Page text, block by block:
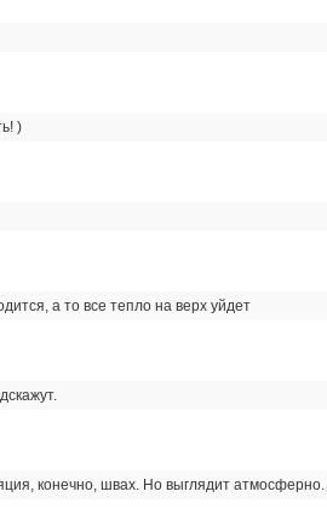
)
а то все тепло на верх уйдет
конечно, швах. Но выглядит атмосферно.